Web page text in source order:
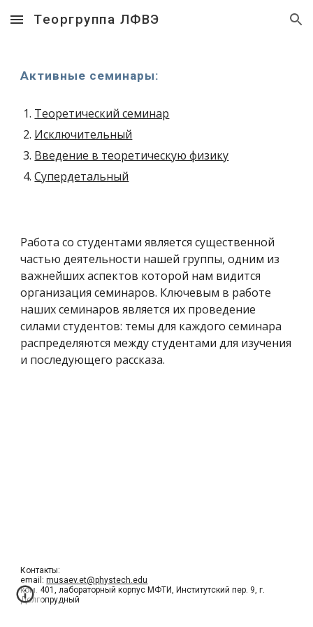
Skip to main content Skip to navigation
Теоргруппа ЛФВЭ
Активные семинары:
Теоретический семинар
Исключительный
Введение в теоретическую физику
Супердетальный
Работа со студентами является существенной
частью деятельности нашей группы, одним из
важнейших аспектов которой нам видится
организация семинаров. Ключевым в работе
наших семинаров является их проведение
силами студентов: темы для каждого семинара
распределяются между студентами для изучения
и последующего рассказа.
Контакты:
email:musaev.et@phystech.edu
ком. 401, лабораторный корпус МФТИ, Институтский пер. 9, г.
Долгопрудный